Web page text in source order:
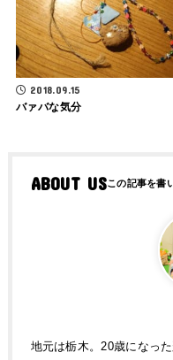
2018.09.15
バァバな気分
ABOUT US
地元は栃木。20歳になっ